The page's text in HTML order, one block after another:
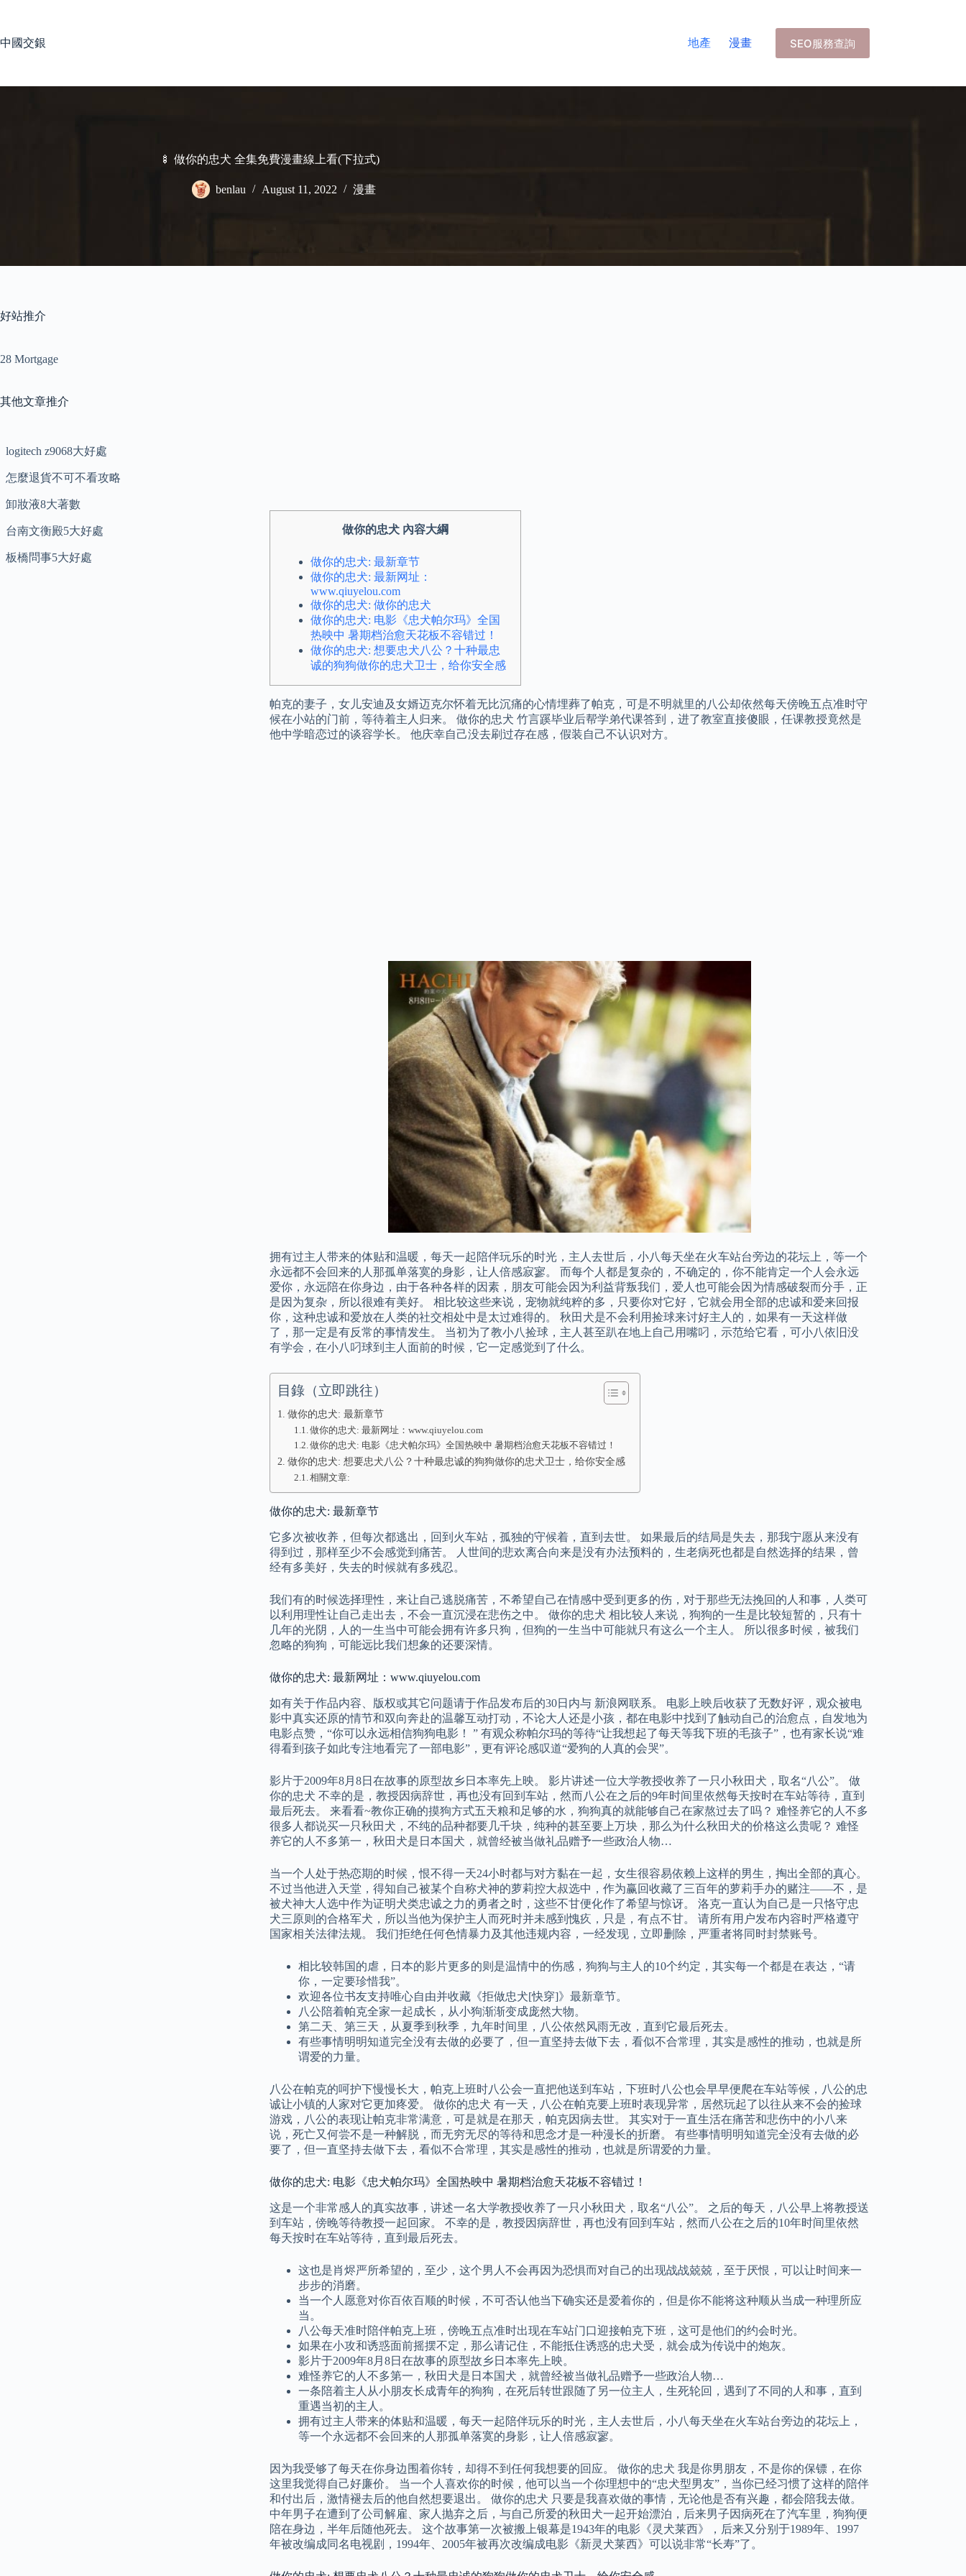
中國交銀
地產 漫畫 SEO服務查詢
🍢 做你的忠犬 全集免費漫畫線上看(下拉式)
benlau August 11, 2022 漫畫
做你的忠犬 內容大綱
做你的忠犬: 最新章节
做你的忠犬: 最新网址：
www.qiuyelou.com
做你的忠犬: 做你的忠犬
做你的忠犬: 电影《忠犬帕尔玛》全国
热映中 暑期档治愈天花板不容错过！
做你的忠犬: 想要忠犬八公？十种最忠
诚的狗狗做你的忠犬卫士，给你安全感
帕克的妻子，女儿安迪及女婿迈克尔怀着无比沉痛的心情埋葬了帕克，可是不明就里的八公却依然每天傍晚五点准时守
候在小站的门前，等待着主人归来。 做你的忠犬 竹言蹊毕业后帮学弟代课答到，进了教室直接傻眼，任课教授竟然是
他中学暗恋过的谈容学长。 他庆幸自己没去刷过存在感，假装自己不认识对方。
拥有过主人带来的体贴和温暖，每天一起陪伴玩乐的时光，主人去世后，小八每天坐在火车站台旁边的花坛上，等一个
永远都不会回来的人那孤单落寞的身影，让人倍感寂寥。 而每个人都是复杂的，不确定的，你不能肯定一个人会永远
爱你，永远陪在你身边，由于各种各样的因素，朋友可能会因为利益背叛我们，爱人也可能会因为情感破裂而分手，正
是因为复杂，所以很难有美好。 相比较这些来说，宠物就纯粹的多，只要你对它好，它就会用全部的忠诚和爱来回报
你，这种忠诚和爱放在人类的社交相处中是太过难得的。 秋田犬是不会利用捡球来讨好主人的，如果有一天这样做
了，那一定是有反常的事情发生。 当初为了教小八捡球，主人甚至趴在地上自己用嘴叼，示范给它看，可小八依旧没
有学会，在小八叼球到主人面前的时候，它一定感觉到了什么。
目錄（立即跳往）
做你的忠犬: 最新章节
做你的忠犬: 最新网址：www.qiuyelou.com
做你的忠犬: 电影《忠犬帕尔玛》全国热映中 暑期档治愈天花板不容错过！
做你的忠犬: 想要忠犬八公？十种最忠诚的狗狗做你的忠犬卫士，给你安全感
相關文章:
做你的忠犬: 最新章节
它多次被收养，但每次都逃出，回到火车站，孤独的守候着，直到去世。 如果最后的结局是失去，那我宁愿从来没有
得到过，那样至少不会感觉到痛苦。 人世间的悲欢离合向来是没有办法预料的，生老病死也都是自然选择的结果，曾
经有多美好，失去的时候就有多残忍。
我们有的时候选择理性，来让自己逃脱痛苦，不希望自己在情感中受到更多的伤，对于那些无法挽回的人和事，人类可
以利用理性让自己走出去，不会一直沉浸在悲伤之中。 做你的忠犬 相比较人来说，狗狗的一生是比较短暂的，只有十
几年的光阴，人的一生当中可能会拥有许多只狗，但狗的一生当中可能就只有这么一个主人。 所以很多时候，被我们
忽略的狗狗，可能远比我们想象的还要深情。
做你的忠犬: 最新网址：www.qiuyelou.com
如有关于作品内容、版权或其它问题请于作品发布后的30日内与 新浪网联系。 电影上映后收获了无数好评，观众被电
影中真实还原的情节和双向奔赴的温馨互动打动，不论大人还是小孩，都在电影中找到了触动自己的治愈点，自发地为
电影点赞，“你可以永远相信狗狗电影！ ” 有观众称帕尔玛的等待“让我想起了每天等我下班的毛孩子”，也有家长说“难
得看到孩子如此专注地看完了一部电影”，更有评论感叹道“爱狗的人真的会哭”。
影片于2009年8月8日在故事的原型故乡日本率先上映。 影片讲述一位大学教授收养了一只小秋田犬，取名“八公”。 做
你的忠犬 不幸的是，教授因病辞世，再也没有回到车站，然而八公在之后的9年时间里依然每天按时在车站等待，直到
最后死去。 来看看~教你正确的摸狗方式五天粮和足够的水，狗狗真的就能够自己在家熬过去了吗？ 难怪养它的人不多
很多人都说买一只秋田犬，不纯的品种都要几千块，纯种的甚至要上万块，那么为什么秋田犬的价格这么贵呢？ 难怪
养它的人不多第一，秋田犬是日本国犬，就曾经被当做礼品赠予一些政治人物…
当一个人处于热恋期的时候，恨不得一天24小时都与对方黏在一起，女生很容易依赖上这样的男生，掏出全部的真心。
不过当他进入天堂，得知自己被某个自称犬神的萝莉控大叔选中，作为赢回收藏了三百年的萝莉手办的赌注——不，是
被犬神大人选中作为证明犬类忠诚之力的勇者之时，这些不甘便化作了希望与惊讶。 洛克一直认为自己是一只恪守忠
犬三原则的合格军犬，所以当他为保护主人而死时并未感到愧疚，只是，有点不甘。 请所有用户发布内容时严格遵守
国家相关法律法规。 我们拒绝任何色情暴力及其他违规内容，一经发现，立即删除，严重者将同时封禁账号。
相比较韩国的虐，日本的影片更多的则是温情中的伤感，狗狗与主人的10个约定，其实每一个都是在表达，“请
你，一定要珍惜我”。
欢迎各位书友支持唯心自由并收藏《拒做忠犬[快穿]》最新章节。
八公陪着帕克全家一起成长，从小狗渐渐变成庞然大物。
第二天、第三天，从夏季到秋季，九年时间里，八公依然风雨无改，直到它最后死去。
有些事情明明知道完全没有去做的必要了，但一直坚持去做下去，看似不合常理，其实是感性的推动，也就是所
谓爱的力量。
八公在帕克的呵护下慢慢长大，帕克上班时八公会一直把他送到车站，下班时八公也会早早便爬在车站等候，八公的忠
诚让小镇的人家对它更加疼爱。 做你的忠犬 有一天，八公在帕克要上班时表现异常，居然玩起了以往从来不会的捡球
游戏，八公的表现让帕克非常满意，可是就是在那天，帕克因病去世。 其实对于一直生活在痛苦和悲伤中的小八来
说，死亡又何尝不是一种解脱，而无穷无尽的等待和思念才是一种漫长的折磨。 有些事情明明知道完全没有去做的必
要了，但一直坚持去做下去，看似不合常理，其实是感性的推动，也就是所谓爱的力量。
做你的忠犬: 电影《忠犬帕尔玛》全国热映中 暑期档治愈天花板不容错过！
这是一个非常感人的真实故事，讲述一名大学教授收养了一只小秋田犬，取名“八公”。 之后的每天，八公早上将教授送
到车站，傍晚等待教授一起回家。 不幸的是，教授因病辞世，再也没有回到车站，然而八公在之后的10年时间里依然
每天按时在车站等待，直到最后死去。
这也是肖烬严所希望的，至少，这个男人不会再因为恐惧而对自己的出现战战兢兢，至于厌恨，可以让时间来一
步步的消磨。
当一个人愿意对你百依百顺的时候，不可否认他当下确实还是爱着你的，但是你不能将这种顺从当成一种理所应
当。
八公每天准时陪伴帕克上班，傍晚五点准时出现在车站门口迎接帕克下班，这可是他们的约会时光。
如果在小攻和诱惑面前摇摆不定，那么请记住，不能抵住诱惑的忠犬受，就会成为传说中的炮灰。
影片于2009年8月8日在故事的原型故乡日本率先上映。
难怪养它的人不多第一，秋田犬是日本国犬，就曾经被当做礼品赠予一些政治人物…
一条陪着主人从小朋友长成青年的狗狗，在死后转世跟随了另一位主人，生死轮回，遇到了不同的人和事，直到
重遇当初的主人。
拥有过主人带来的体贴和温暖，每天一起陪伴玩乐的时光，主人去世后，小八每天坐在火车站台旁边的花坛上，
等一个永远都不会回来的人那孤单落寞的身影，让人倍感寂寥。
因为我受够了每天在你身边围着你转，却得不到任何我想要的回应。 做你的忠犬 我是你男朋友，不是你的保镖，在你
这里我觉得自己好廉价。 当一个人喜欢你的时候，他可以当一个你理想中的“忠犬型男友”，当你已经习惯了这样的陪伴
和付出后，激情褪去后的他自然想要退出。 做你的忠犬 只要是我喜欢做的事情，无论他是否有兴趣，都会陪我去做。
中年男子在遭到了公司解雇、家人抛弃之后，与自己所爱的秋田犬一起开始漂泊，后来男子因病死在了汽车里，狗狗便
陪在身边，半年后随他死去。 这个故事第一次被搬上银幕是1943年的电影《灵犬莱西》，后来又分别于1989年、1997
年被改编成同名电视剧，1994年、2005年被再次改编成电影《新灵犬莱西》可以说非常“长寿”了。
好站推介
28 Mortgage
其他文章推介
logitech z9068大好處
怎麼退貨不可不看攻略
卸妝液8大著數
台南文衡殿5大好處
板橋問事5大好處